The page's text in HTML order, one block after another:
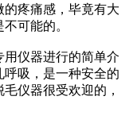
疼痛感，毕竟有大
可能的。
用仪器进行的简单介
吸，是一种安全的
仪器很受欢迎的，